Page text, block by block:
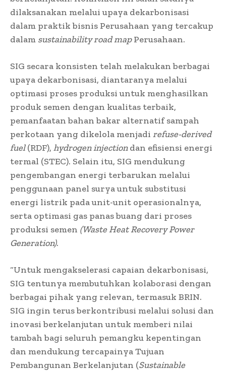
dilaksanakan melalui upaya dekarbonisasi
dalam praktik bisnis Perusahaan yang tercakup
dalam sustainability road mapPerusahaan.
SIG secara konsisten telah melakukan berbagai
upaya dekarbonisasi, diantaranya melalui
optimasi proses produksi untuk menghasilkan
produk semen dengan kualitas terbaik,
pemanfaatan bahan bakar alternatif sampah
perkotaan yang dikelola menjadi refuse-derived
fuel(RDF), hydrogen injectiondan efisiensi energi
termal (STEC). Selain itu, SIG mendukung
pengembangan energi terbarukan melalui
penggunaan panel surya untuk substitusi
energi listrik pada unit-unit operasionalnya,
serta optimasi gas panas buang dari proses
produksi semen (Waste Heat Recovery Power
Generation).
“Untuk mengakselerasi capaian dekarbonisasi,
SIG tentunya membutuhkan kolaborasi dengan
berbagai pihak yang relevan, termasuk BRIN.
SIG ingin terus berkontribusi melalui solusi dan
inovasi berkelanjutan untuk memberi nilai
tambah bagi seluruh pemangku kepentingan
dan mendukung tercapainya Tujuan
Pembangunan Berkelanjutan (Sustainable